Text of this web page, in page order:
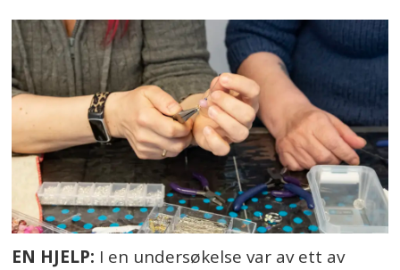
EN HJELP: I en undersøkelse var av ett av